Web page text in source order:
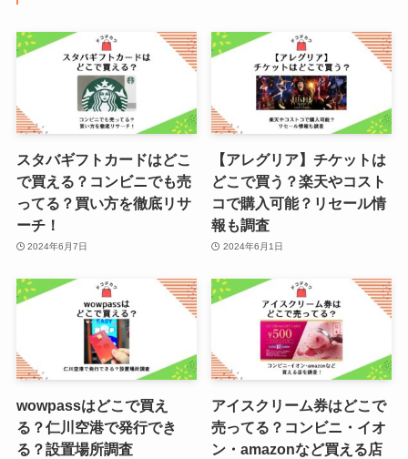
スタバギフトカードはどこ
で買える？コンビニでも売
ってる？買い方を徹底リサ
ーチ！
2024年6月7日
【アレグリア】チケットは
どこで買う？楽天やコスト
コで購入可能？リセール情
報も調査
2024年6月1日
wowpassはどこで買え
る？仁川空港で発行でき
る？設置場所調査
アイスクリーム券はどこで
売ってる？コンビニ・イオ
ン・amazonなど買える店